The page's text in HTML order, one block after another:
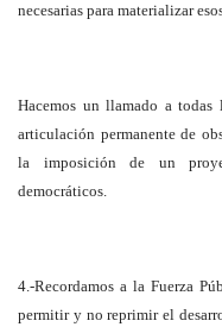
necesarias para materializar
Hacemos un llamado a todas
articulación permanente de
la imposición de un
democráticos.
4.-Recordamos a la Fuerza
permitir y no reprimir el